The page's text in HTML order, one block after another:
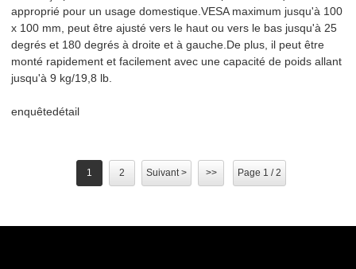
approprié pour un usage domestique.VESA maximum jusqu'à 100
x 100 mm, peut être ajusté vers le haut ou vers le bas jusqu'à 25
degrés et 180 degrés à droite et à gauche.De plus, il peut être
monté rapidement et facilement avec une capacité de poids allant
jusqu'à 9 kg/19,8 lb.
enquêtedétail
1 2 Suivant > >> Page 1 / 2